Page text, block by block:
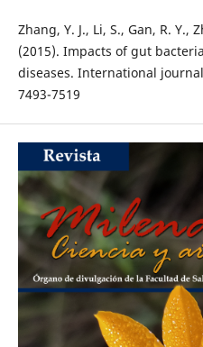
Zhang, Y. J., Li, S., Gan, R. Y.,
(2015). Impacts of gut
diseases. International
7493-7519